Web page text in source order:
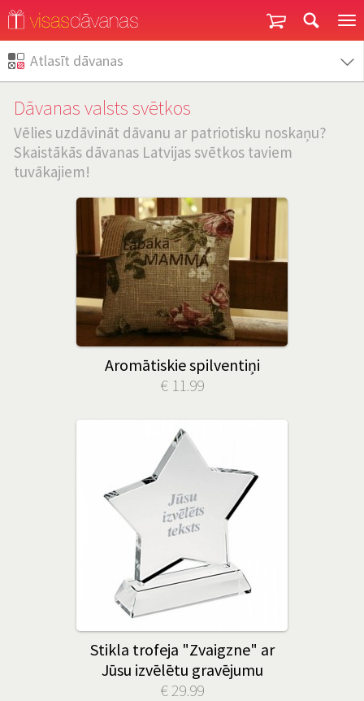
Atlasīt dāvanas
Dāvanas valsts svētkos
Vēlies uzdāvināt dāvanu ar patriotisku noskaņu?
Skaistākās dāvanas Latvijas svētkos taviem
tuvākajiem!
Aromātiskie spilventiņi
€ 11.99
Stikla trofeja "Zvaigzne" ar
Jūsu izvēlētu gravējumu
€ 29.99